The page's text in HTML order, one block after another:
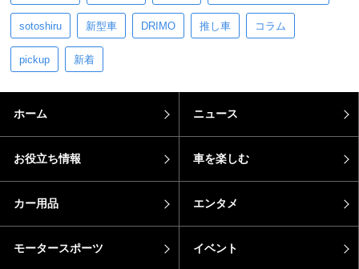
sotoshiru 新型車 DRIMO 推し車 コラム
pickup 新着
ホーム ニュース
お役立ち情報 車を楽しむ
カー用品 エンタメ
モータースポーツ イベント